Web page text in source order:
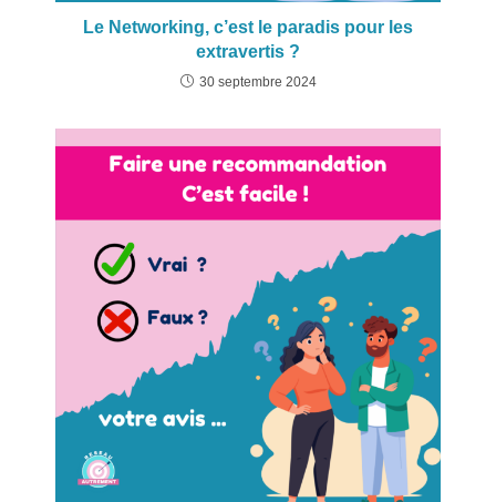
Le Networking, c’est le paradis pour les
extravertis ?
30 septembre 2024